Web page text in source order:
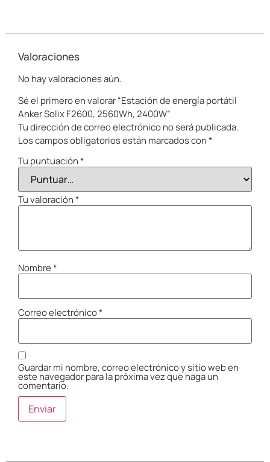
Valoraciones
No hay valoraciones aún.
Sé el primero en valorar “Estación de energía portátil
Anker Solix F2600, 2560Wh, 2400W”
Tu dirección de correo electrónico no será publicada.
Los campos obligatorios están marcados con*
Tu puntuación*
Tu valoración*
Nombre*
Correo electrónico*
Guardar mi nombre, correo electrónico y sitio web en
este navegador para la próxima vez que haga un
comentario.